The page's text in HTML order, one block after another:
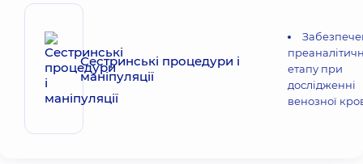
Сестринські процедури і
маніпуляції
етапу при
дослідженні
венозної